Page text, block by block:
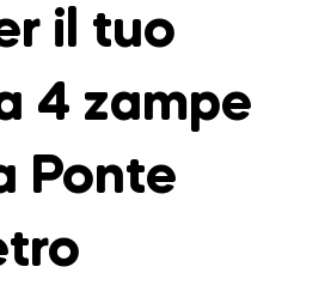
il tuo
4 zampe
Ponte